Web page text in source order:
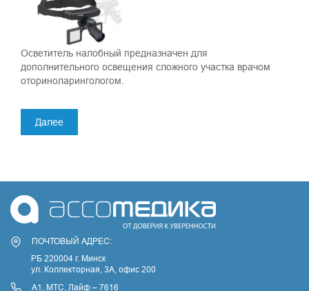
Осветитель налобный предназначен для
дополнительного освещения сложного участка врачом
оториноларингологом.
Далее
ПОЧТОВЫЙ АДРЕС:
РБ 220004 г. Минск
ул. Коллекторная, 3A, офис 200
А1, МТС, Лайф – 7616